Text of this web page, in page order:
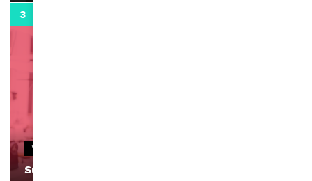
VIDEOS
Support Black Business Wee-kend